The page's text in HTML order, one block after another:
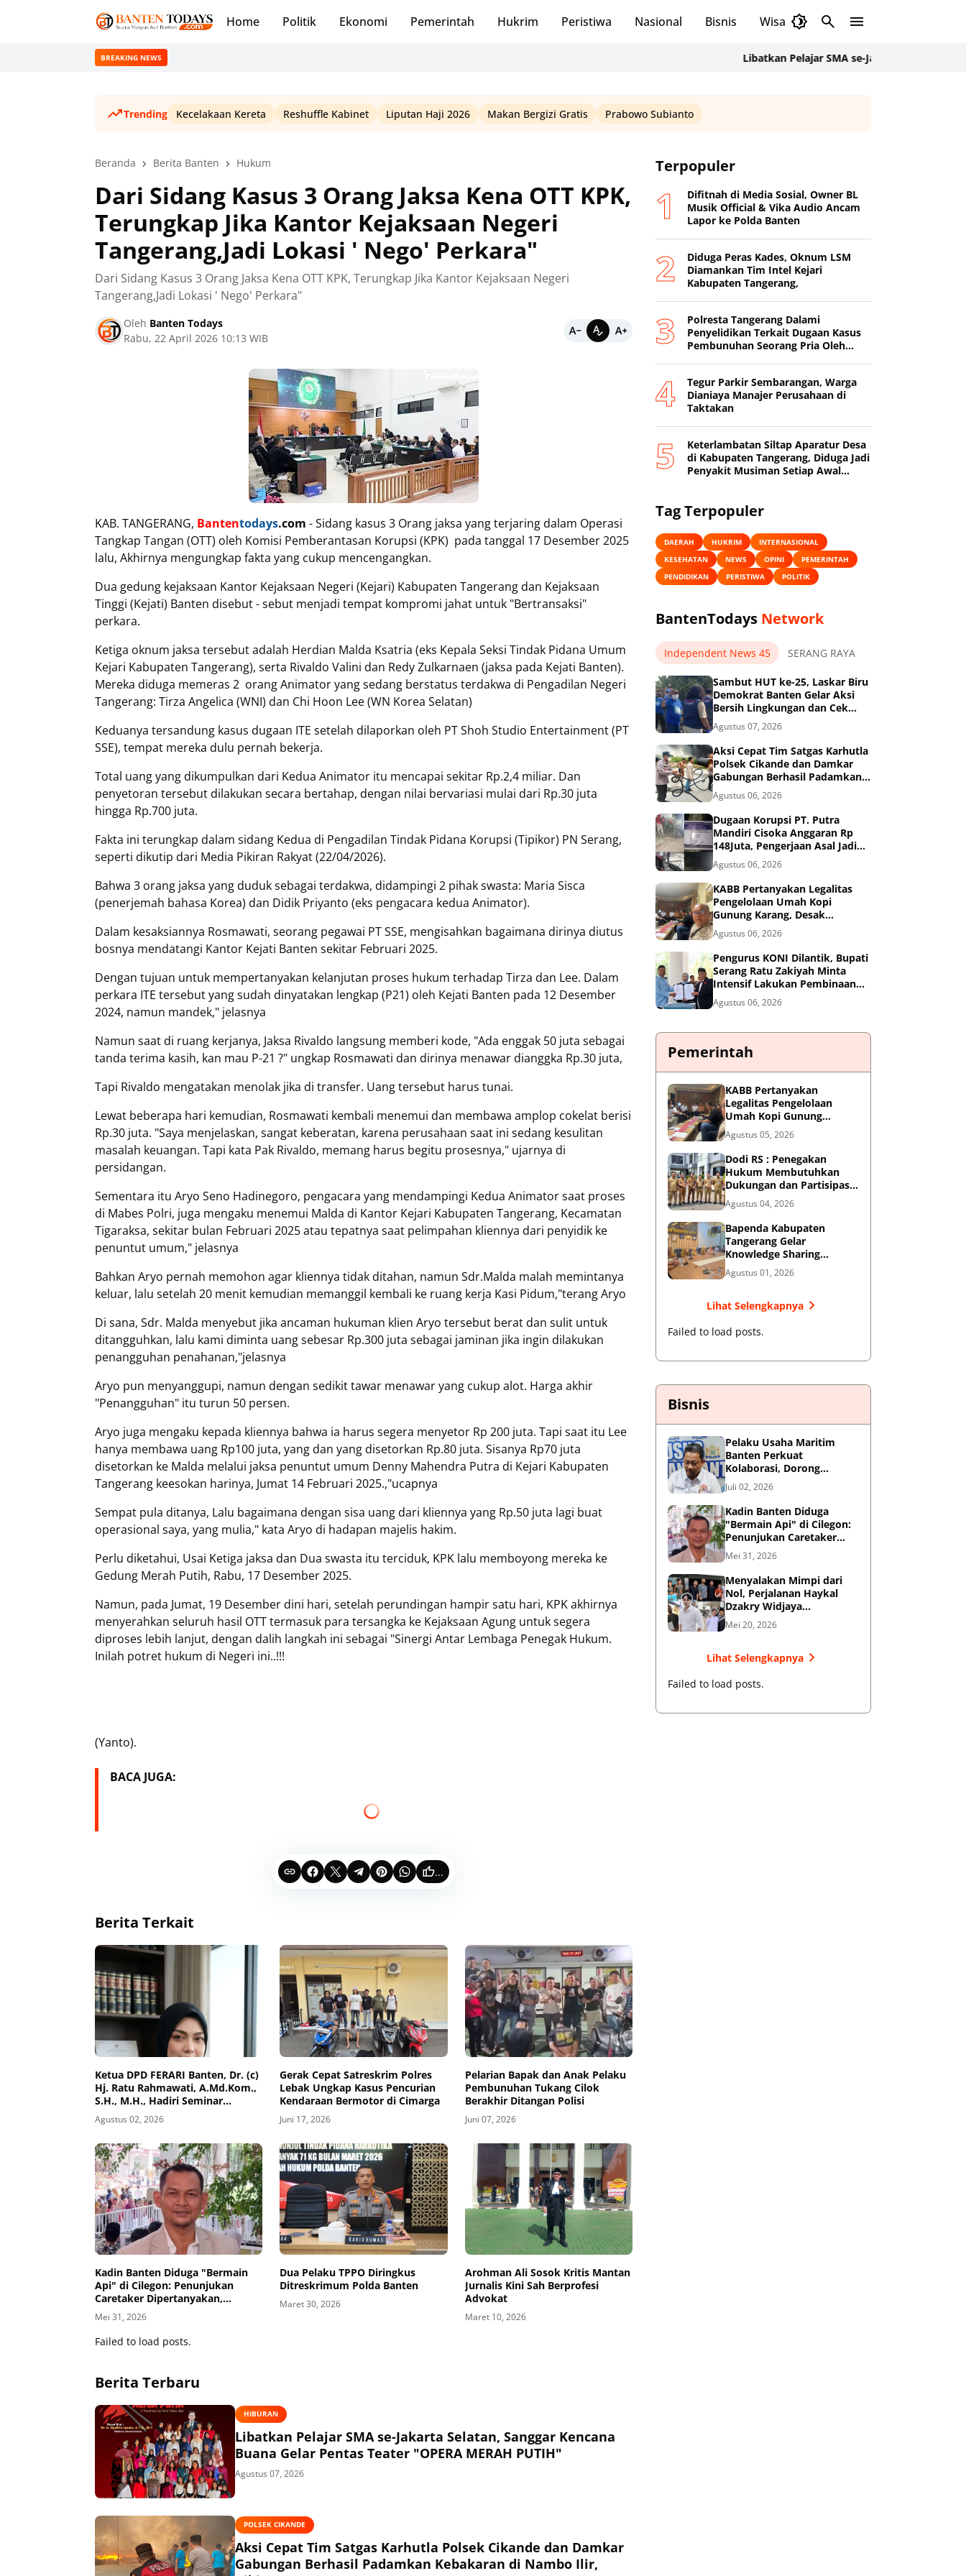
Home Politik Ekonomi Pemerintah Hukrim Peristiwa Nasional Bisnis Wisata Budaya
BREAKING NEWS Libatkan Pelajar SMA se-Jakarta Selatan, Sanggar
Trending Kecelakaan Kereta Reshuffle Kabinet Liputan Haji 2026 Makan Bergizi Gratis Prabowo Subianto
Beranda Berita Banten Hukum
Dari Sidang Kasus 3 Orang Jaksa Kena OTT KPK,
Terungkap Jika Kantor Kejaksaan Negeri
Tangerang,Jadi Lokasi ' Nego' Perkara"
Dari Sidang Kasus 3 Orang Jaksa Kena OTT KPK, Terungkap Jika Kantor Kejaksaan Negeri
Tangerang,Jadi Lokasi ' Nego' Perkara"
Oleh Banten Todays
Rabu, 22 April 2026 10:13 WIB
KAB. TANGERANG, Bantentodays.com - Sidang kasus 3 Orang jaksa yang terjaring dalam Operasi
Tangkap Tangan (OTT) oleh Komisi Pemberantasan Korupsi (KPK) pada tanggal 17 Desember 2025
lalu, Akhirnya mengungkap fakta yang cukup mencengangkan.
Dua gedung kejaksaan Kantor Kejaksaan Negeri (Kejari) Kabupaten Tangerang dan Kejaksaan
Tinggi (Kejati) Banten disebut - sebut menjadi tempat kompromi jahat untuk "Bertransaksi"
perkara.
Ketiga oknum jaksa tersebut adalah Herdian Malda Ksatria (eks Kepala Seksi Tindak Pidana Umum
Kejari Kabupaten Tangerang), serta Rivaldo Valini dan Redy Zulkarnaen (jaksa pada Kejati Banten).
Mereka diduga memeras 2 orang Animator yang sedang berstatus terdakwa di Pengadilan Negeri
Tangerang: Tirza Angelica (WNI) dan Chi Hoon Lee (WN Korea Selatan)
Keduanya tersandung kasus dugaan ITE setelah dilaporkan oleh PT Shoh Studio Entertainment (PT
SSE), tempat mereka dulu pernah bekerja.
Total uang yang dikumpulkan dari Kedua Animator itu mencapai sekitar Rp.2,4 miliar. Dan
penyetoran tersebut dilakukan secara bertahap, dengan nilai bervariasi mulai dari Rp.30 juta
hingga Rp.700 juta.
Fakta ini terungkap dalam sidang Kedua di Pengadilan Tindak Pidana Korupsi (Tipikor) PN Serang,
seperti dikutip dari Media Pikiran Rakyat (22/04/2026).
Bahwa 3 orang jaksa yang duduk sebagai terdakwa, didampingi 2 pihak swasta: Maria Sisca
(penerjemah bahasa Korea) dan Didik Priyanto (eks pengacara kedua Animator).
Dalam kesaksiannya Rosmawati, seorang pegawai PT SSE, mengisahkan bagaimana dirinya diutus
bosnya mendatangi Kantor Kejati Banten sekitar Februari 2025.
Dengan tujuan untuk mempertanyakan kelanjutan proses hukum terhadap Tirza dan Lee. Dalam
perkara ITE tersebut yang sudah dinyatakan lengkap (P21) oleh Kejati Banten pada 12 Desember
2024, namun mandek," jelasnya
Namun saat di ruang kerjanya, Jaksa Rivaldo langsung memberi kode, "Ada enggak 50 juta sebagai
tanda terima kasih, kan mau P-21 ?" ungkap Rosmawati dan dirinya menawar dianggka Rp.30 juta,
Tapi Rivaldo mengatakan menolak jika di transfer. Uang tersebut harus tunai.
Lewat beberapa hari kemudian, Rosmawati kembali menemui dan membawa amplop cokelat berisi
Rp.30 juta. "Saya menjelaskan, sangat keberatan, karena perusahaan saat ini sedang kesulitan
masalah keuangan. Tapi kata Pak Rivaldo, memang harus begitu prosesnya," ujarnya di
persidangan.
Sementara itu Aryo Seno Hadinegoro, pengacara yang mendampingi Kedua Animator saat proses
di Mabes Polri, juga mengaku menemui Malda di Kantor Kejari Kabupaten Tangerang, Kecamatan
Tigaraksa, sekitar bulan Februari 2025 atau tepatnya saat pelimpahan kliennya dari penyidik ke
penuntut umum," jelasnya
Bahkan Aryo pernah memohon agar kliennya tidak ditahan, namun Sdr.Malda malah memintanya
keluar, lalu setelah 20 menit kemudian memanggil kembali ke ruang kerja Kasi Pidum,"terang Aryo
Di sana, Sdr. Malda menyebut jika ancaman hukuman klien Aryo tersebut berat dan sulit untuk
ditangguhkan, lalu kami diminta uang sebesar Rp.300 juta sebagai jaminan jika ingin dilakukan
penangguhan penahanan,"jelasnya
Aryo pun menyanggupi, namun dengan sedikit tawar menawar yang cukup alot. Harga akhir
"Penangguhan" itu turun 50 persen.
Aryo juga mengaku kepada kliennya bahwa ia harus segera menyetor Rp 200 juta. Tapi saat itu Lee
hanya membawa uang Rp100 juta, yang dan yang disetorkan Rp.80 juta. Sisanya Rp70 juta
disetorkan ke Malda melalui jaksa penuntut umum Denny Mahendra Putra di Kejari Kabupaten
Tangerang keesokan harinya, Jumat 14 Februari 2025.,"ucapnya
Sempat pula ditanya, Lalu bagaimana dengan sisa uang dari kliennya yang Rp.50 juta lagi buat
operasional saya, yang mulia," kata Aryo di hadapan majelis hakim.
Perlu diketahui, Usai Ketiga jaksa dan Dua swasta itu terciduk, KPK lalu memboyong mereka ke
Gedung Merah Putih, Rabu, 17 Desember 2025.
Namun, pada Jumat, 19 Desember dini hari, setelah perundingan hampir satu hari, KPK akhirnya
menyerahkan seluruh hasil OTT termasuk para tersangka ke Kejaksaan Agung untuk segera
diproses lebih lanjut, dengan dalih langkah ini sebagai "Sinergi Antar Lembaga Penegak Hukum.
Inilah potret hukum di Negeri ini..!!!
(Yanto).
BACA JUGA:
...
Berita Terkait
Ketua DPD FERARI Banten, Dr. (c)
Hj. Ratu Rahmawati, A.Md.Kom.,
S.H., M.H., Hadiri Seminar
Hukum Nasional di Surabaya
Agustus 02, 2026
Gerak Cepat Satreskrim Polres
Lebak Ungkap Kasus Pencurian
Kendaraan Bermotor di Cimarga
Juni 17, 2026
Pelarian Bapak dan Anak Pelaku
Pembunuhan Tukang Cilok
Berakhir Ditangan Polisi
Juni 07, 2026
Kadin Banten Diduga "Bermain
Api" di Cilegon: Penunjukan
Caretaker Dipertanyakan,
Berpotensi Konflik Kepentingan
Mei 31, 2026
Dua Pelaku TPPO Diringkus
Ditreskrimum Polda Banten
Maret 30, 2026
Arohman Ali Sosok Kritis Mantan
Jurnalis Kini Sah Berprofesi
Advokat
Maret 10, 2026
Failed to load posts.
Berita Terbaru
HIBURAN
Libatkan Pelajar SMA se-Jakarta Selatan, Sanggar Kencana
Buana Gelar Pentas Teater "OPERA MERAH PUTIH"
Agustus 07, 2026
POLSEK CIKANDE
Aksi Cepat Tim Satgas Karhutla Polsek Cikande dan Damkar
Gabungan Berhasil Padamkan Kebakaran di Nambo Ilir,
Terpopuler
Difitnah di Media Sosial, Owner BL
Musik Official & Vika Audio Ancam
Lapor ke Polda Banten
Diduga Peras Kades, Oknum LSM
Diamankan Tim Intel Kejari
Kabupaten Tangerang,
Polresta Tangerang Dalami
Penyelidikan Terkait Dugaan Kasus
Pembunuhan Seorang Pria Oleh
Tegur Parkir Sembarangan, Warga
Dianiaya Manajer Perusahaan di
Taktakan
Keterlambatan Siltap Aparatur Desa
di Kabupaten Tangerang, Diduga Jadi
Penyakit Musiman Setiap Awal
Tag Terpopuler
DAERAH HUKRIM
INTERNASIONAL
KESEHATAN
NEWS OPINI
PEMERINTAH
PENDIDIKAN
PERISTIWA POLITIK
BantenTodays Network
Independent News 45 SERANG RAYA
Sambut HUT ke-25, Laskar Biru
Demokrat Banten Gelar Aksi
Bersih Lingkungan dan Cek
Kesehatan Gratis.
Agustus 07, 2026
Aksi Cepat Tim Satgas Karhutla
Polsek Cikande dan Damkar
Gabungan Berhasil Padamkan
Kebakaran di Nambo Ilir, Kibin.
Agustus 06, 2026
Dugaan Korupsi PT. Putra
Mandiri Cisoka Anggaran Rp
148Juta, Pengerjaan Asal Jadi
dan Abaikan 3K
Agustus 06, 2026
KABB Pertanyakan Legalitas
Pengelolaan Umah Kopi
Gunung Karang, Desak
Pemprov Banten Buka
Dokumen Pengelolaan Aset
Agustus 06, 2026
Pengurus KONI Dilantik, Bupati
Serang Ratu Zakiyah Minta
Intensif Lakukan Pembinaan
Cabor
Agustus 06, 2026
Pemerintah
KABB Pertanyakan
Legalitas Pengelolaan
Umah Kopi Gunung
Karang, Desak Pemprov
Banten Buka Dokumen
Pengelolaan Aset
Agustus 05, 2026
Dodi RS : Penegakan
Hukum Membutuhkan
Dukungan dan Partisipasi
Aktif Seluruh Elemen
Masyarakat.
Agustus 04, 2026
Bapenda Kabupaten
Tangerang Gelar
Knowledge Sharing
"Belajar Dasar AI" dalam
KATALIS P2DD X DIGDAYA
Agustus 01, 2026
Lihat Selengkapnya
Failed to load posts.
Bisnis
Pelaku Usaha Maritim
Banten Perkuat
Kolaborasi, Dorong
Kemajuan Sektor
Pelabuhan
Juli 02, 2026
Kadin Banten Diduga
"Bermain Api" di Cilegon:
Penunjukan Caretaker
Dipertanyakan, Berpotensi
Konflik Kepentingan
Mei 31, 2026
Menyalakan Mimpi dari
Nol, Perjalanan Haykal
Dzakry Widjaya
Membangun Bisnis dan
Menebar Manfaat
Mei 20, 2026
Lihat Selengkapnya
Failed to load posts.